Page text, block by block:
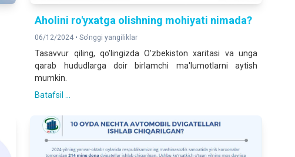
Aholini ro'yxatga olishning mohiyati nimada?
06/12/2024 •So'nggi yangiliklar
Tasavvur qiling, qo'lingizda O'zbekiston xaritasi va unga
qarab hududlarga doir birlamchi ma'lumotlarni aytish
mumkin.
Batafsil ...